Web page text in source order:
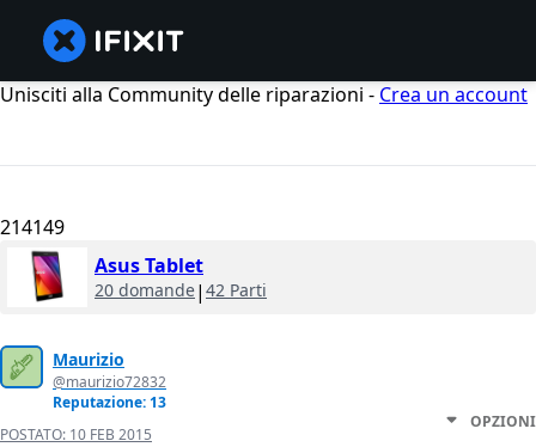
Unisciti alla Community delle riparazioni - Crea un account
214149
Asus Tablet
20 domande| 42 Parti
Maurizio
@maurizio72832
Reputazione: 13
POSTATO: 10 FEB 2015
OPZIONI